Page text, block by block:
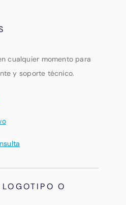
cualquier momento para
y soporte técnico.
O